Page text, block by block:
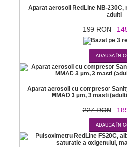
Aparat aerosoli RedLine NB-
adulti
199 RON
Aparat aerosoli cu compresor
MMAD 3 µm, 3 masti
227 RON